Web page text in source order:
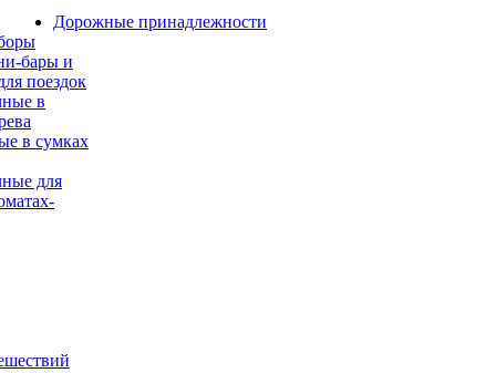
Дорожные принадлежности
бары и
поездок
в
в сумках
для